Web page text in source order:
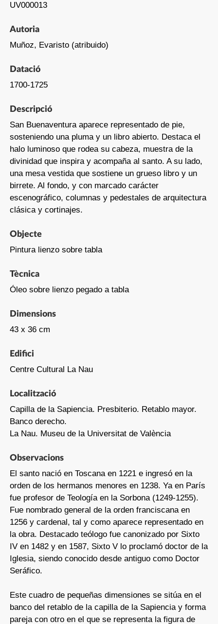
UV000013
Autoria
Muñoz, Evaristo (atribuido)
Datació
1700-1725
Descripció
San Buenaventura aparece representado de pie,
sosteniendo una pluma y un libro abierto. Destaca el
halo luminoso que rodea su cabeza, muestra de la
divinidad que inspira y acompaña al santo. A su lado,
una mesa vestida que sostiene un grueso libro y un
birrete. Al fondo, y con marcado carácter
escenográfico, columnas y pedestales de arquitectura
clásica y cortinajes.
Objecte
Pintura lienzo sobre tabla
Tècnica
Óleo sobre lienzo pegado a tabla
Dimensions
43 x 36 cm
Edifici
Centre Cultural La Nau
Localització
Capilla de la Sapiencia. Presbiterio. Retablo mayor.
Banco derecho.
La Nau. Museu de la Universitat de València
Observacions
El santo nació en Toscana en 1221 e ingresó en la
orden de los hermanos menores en 1238. Ya en París
fue profesor de Teología en la Sorbona (1249-1255).
Fue nombrado general de la orden franciscana en
1256 y cardenal, tal y como aparece representado en
la obra. Destacado teólogo fue canonizado por Sixto
IV en 1482 y en 1587, Sixto V lo proclamó doctor de la
Iglesia, siendo conocido desde antiguo como Doctor
Seráfico.
Este cuadro de pequeñas dimensiones se sitúa en el
banco del retablo de la capilla de la Sapiencia y forma
pareja con otro en el que se representa la figura de